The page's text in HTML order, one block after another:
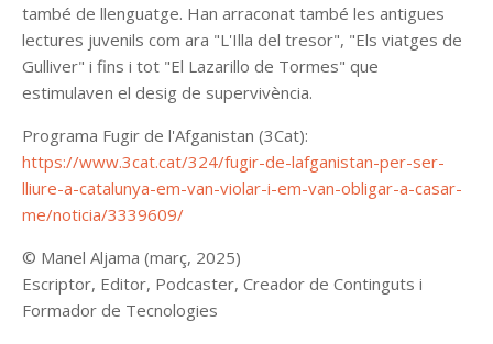
també de llenguatge. Han arraconat també les antigues
lectures juvenils com ara "L'Illa del tresor", "Els viatges de
Gulliver" i fins i tot "El Lazarillo de Tormes" que
estimulaven el desig de supervivència.
Programa Fugir de l'Afganistan (3Cat):
https://www.3cat.cat/324/fugir-de-lafganistan-per-ser-
lliure-a-catalunya-em-van-violar-i-em-van-obligar-a-casar-
me/noticia/3339609/
© Manel Aljama (març, 2025)
Escriptor, Editor, Podcaster, Creador de Continguts i
Formador de Tecnologies